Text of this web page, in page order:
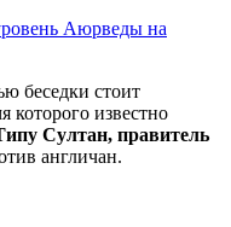
беседки стоит
известно
Султан, правитель
англичан.